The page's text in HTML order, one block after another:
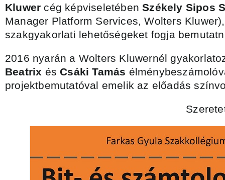
Kluwer cég képviseletébenSzékely Sipos
Manager Platform Services, Wolters
szakgyakorlati lehetőségeket fogja
2016 nyarán a Wolters Kluwernél
Beatrix ésCsáki Tamás
projektbemutatóval emelik az előadás